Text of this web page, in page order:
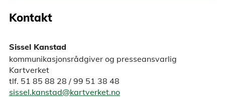
Kontakt
Sissel Kanstad
kommunikasjonsrådgiver og presseansvarlig
Kartverket
tlf. 51 85 88 28 / 99 51 38 48
sissel.kanstad@kartverket.no